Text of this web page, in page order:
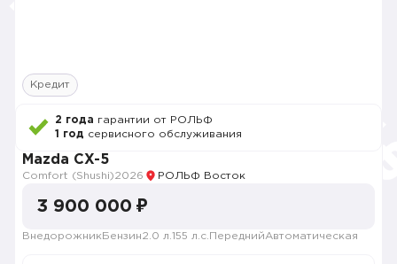
Кредит
2 года гарантии от РОЛЬФ
1 год сервисного обслуживания
Mazda CX-5
Comfort (Shushi)2026 РОЛЬФ Восток
3 900 000 ₽
Внедорожник Бензин2.0 л. 155 л.с. ПереднийАвтоматическая